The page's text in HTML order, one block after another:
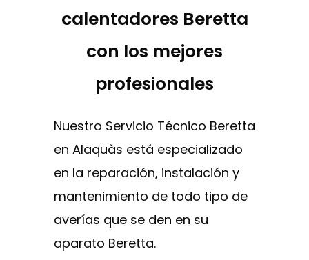
calentadores Beretta
con los mejores
profesionales
Nuestro Servicio Técnico Beretta
en Alaquàs está especializado
en la reparación, instalación y
mantenimiento de todo tipo de
averías que se den en su
aparato Beretta.